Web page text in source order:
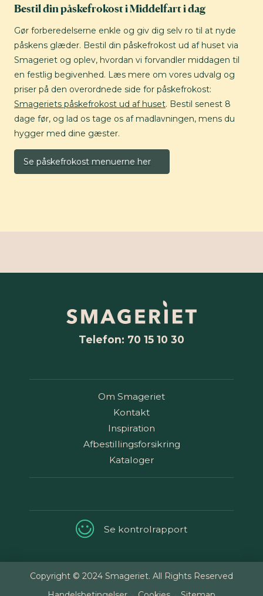
Bestil din påskefrokost i Middelfart i dag
Gør forberedelserne enkle og giv dig selv ro til at nyde
påskens glæder. Bestil din påskefrokost ud af huset via
Smageriet og oplev, hvordan vi forvandler middagen til
en festlig begivenhed. Læs mere om vores udvalg og
priser på den overordnede side for påskefrokost:
Smageriets påskefrokost ud af huset. Bestil senest 8
dage før, og lad os tage os af madlavningen, mens du
hygger med dine gæster.
Se påskefrokost menuerne her
Telefon: 70 15 10 30
Om Smageriet
Kontakt
Inspiration
Afbestillingsforsikring
Kataloger
Se kontrolrapport
Copyright © 2024 Smageriet. All Rights Reserved